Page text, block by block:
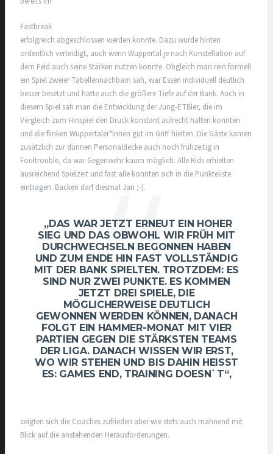
Fastbreak
erfolgreich abgeschlossen werden konnte. Dazu wurde hinten
ordentlich verteidigt, auch wenn Wuppertal je nach Konstellation auf
dem Feld auch seine Stärken nutzen konnte. Obgleich man rein formell
ein Spiel zweier Tabellennachbarn sah, war Essen individuell deutlich
besser besetzt und hatte auch die größere Tiefe auf der Bank. Auch in
diesem Spiel sah man die Entwicklung der Jung-ETBler, die im
Vergleich zum Hinspiel den Druck konstant aufrecht halten konnten
und die flinken Wuppertaler*innen gut im Griff hielten. Die Gäste kamen
zusätzlich zur dünnen Personaldecke auch noch frühzeitig in
Foultrouble, da war Gegenwehr kaum möglich. Alle Kids erhielten
ausreichend Spielzeit und fast alle konnten sich in die Punkteliste
eintragen. Backen darf diesmal Jan ;-).
„DAS WAR JETZT ERNEUT EIN HOHER
SIEG UND DAS OBWOHL WIR FRÜH MIT
DURCHWECHSELN BEGONNEN HABEN
UND ZUM ENDE HIN FAST VOLLSTÄNDIG
MIT DER BANK SPIELTEN. TROTZDEM: ES
SIND NUR ZWEI PUNKTE. ES KOMMEN
JETZT DREI SPIELE, DIE
MÖGLICHERWEISE DEUTLICH
GEWONNEN WERDEN KÖNNEN, DANACH
FOLGT EIN HAMMER-MONAT MIT VIER
PARTIEN GEGEN DIE STÄRKSTEN TEAMS
DER LIGA. DANACH WISSEN WIR ERST,
WO WIR STEHEN UND BIS DAHIN HEISST E
S: GAMES END, TRAINING DOESN`T“,
zeigten sich die Coaches zufrieden aber wie stets auch mahnend mit
Blick auf die anstehenden Herausforderungen.